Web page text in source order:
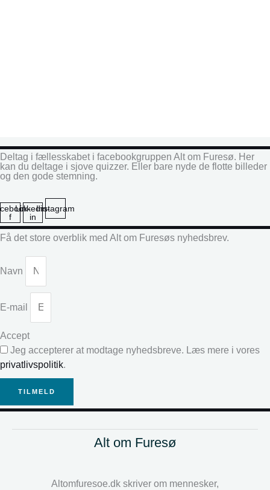
Deltag i fællesskabet i facebookgruppen Alt om Furesø. Her
kan du deltage i sjove quizzer. Eller bare nyde de flotte billeder
og den gode stemning.
f
Linkedin-
in
Instagram
Få det store overblik med Alt om Furesøs nyhedsbrev.
Navn
E-mail
Accept
Jeg accepterer at modtage nyhedsbreve. Læs mere i vores
privatlivspolitik.
TILMELD
Alt om Furesø
Altomfuresoe.dk skriver om mennesker,